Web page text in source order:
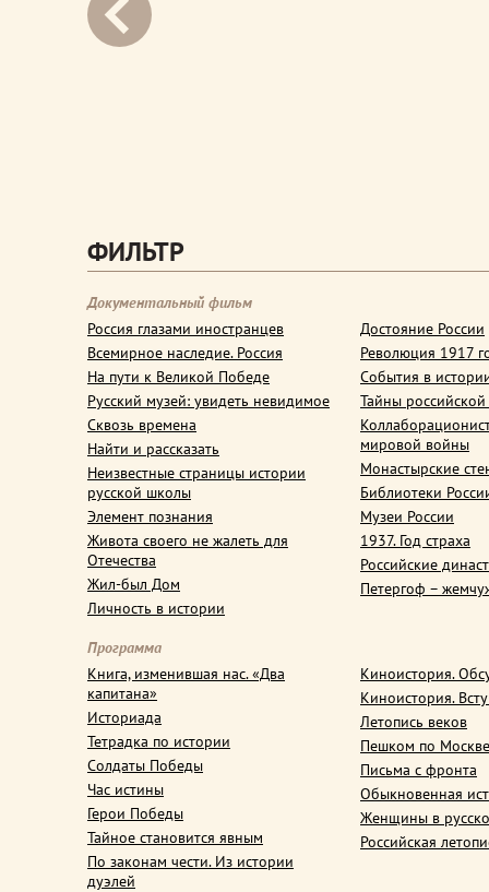
ФИЛЬТР
Документальный фильм
Россия глазами иностранцев
Всемирное наследие. Россия
На пути к Великой Победе
Русский музей: увидеть невидимое
Сквозь времена
Найти и рассказать
Неизвестные страницы истории
русской школы
Элемент познания
Живота своего не жалеть для
Отечества
Жил-был Дом
Личность в истории
Достояние России
Революция 1917
События в
Тайны
мировой войны
Монастырские
Библиотеки
Музеи России
1937. Год страха
Российские
Петергоф –
Программа
Книга, изменившая нас. «Два
капитана»
Историада
Тетрадка по истории
Солдаты Победы
Час истины
Герои Победы
Тайное становится явным
По законам чести. Из истории
дуэлей
Киноистория.
Киноистория.
Летопись веков
Пешком по Москве
Письма с фронта
Обыкновенная
Женщины в
Российская